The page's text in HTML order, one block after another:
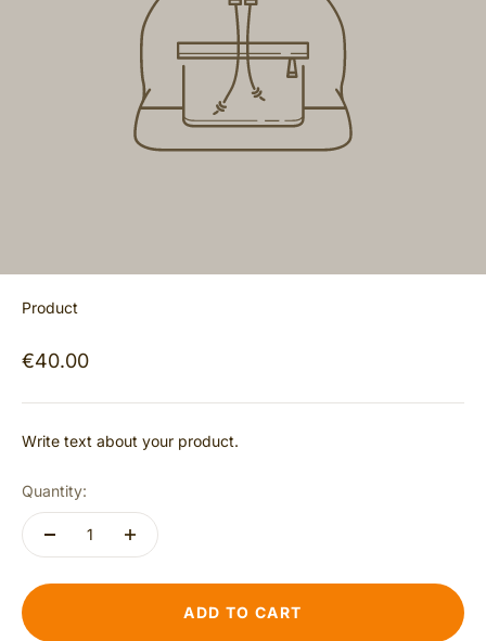
Product
€40.00
Write text about your product.
Quantity:
ADD TO CART